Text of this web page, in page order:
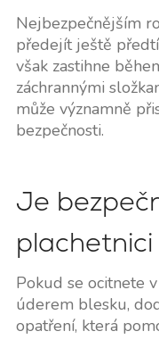
Nejbezpečnějším
předejít ještě
však zastihne
záchrannými
může významně
bezpečnosti.
Je
Pokud se ocitnete
úderem blesku,
opatření, která